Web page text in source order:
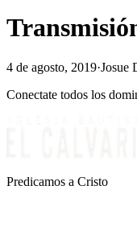
4 de agosto, 2019·Josue
Conectate todos los
Predicamos a Cristo